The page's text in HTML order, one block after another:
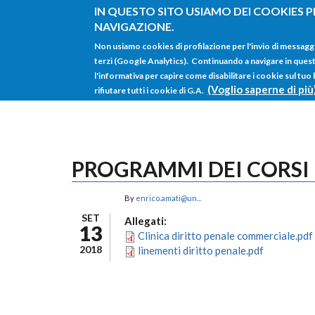
IN QUESTO SITO USIAMO DEI COOKIES
NAVIGAZIONE.
Non usiamo cookies di profilazione per l'invio di
terzi (Google Analytics). Continuando a navigare in
l'informativa per capire come disabilitare i cookie sul
rifiutare tutti i cookie di G.A. (Voglio saperne di
Salta al contenuto principale
PROGRAMMI DEI CORSI
SET
13
2018
By enrico.amati@un...
Allegati:
Clinica diritto penale commerciale.pdf
linementi diritto penale.pdf